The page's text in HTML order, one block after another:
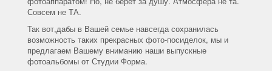
Совсем не ТА.
Так вот,дабы в Вашей семье навсегда сохранилась
возможность таких прекрасных фото-посиделок, мы и
предлагаем Вашему вниманию наши выпускные
фотоальбомы от Студии Форма.